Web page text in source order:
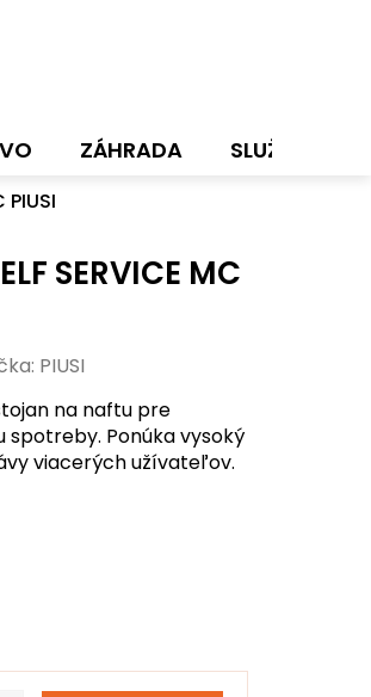
ZÁHRADA SLUŽBY
na naftu pre
Ponúka vysoký
viacerých užívateľov.
SERVICE MC
PIUSI